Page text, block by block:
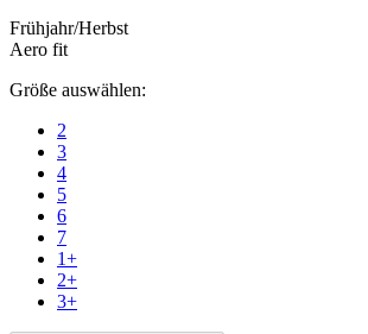
Frühjahr/Herbst
Aero fit
Größe auswählen:
2
3
4
5
6
7
1+
2+
3+